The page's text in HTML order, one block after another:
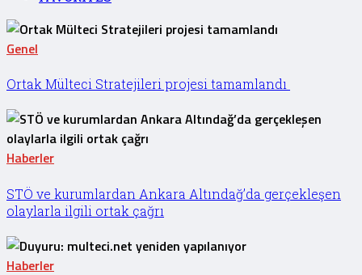
Genel
Ortak Mülteci Stratejileri projesi tamamlandı
Haberler
STÖ ve kurumlardan Ankara Altındağ’da gerçekleşen
olaylarla ilgili ortak çağrı
Haberler